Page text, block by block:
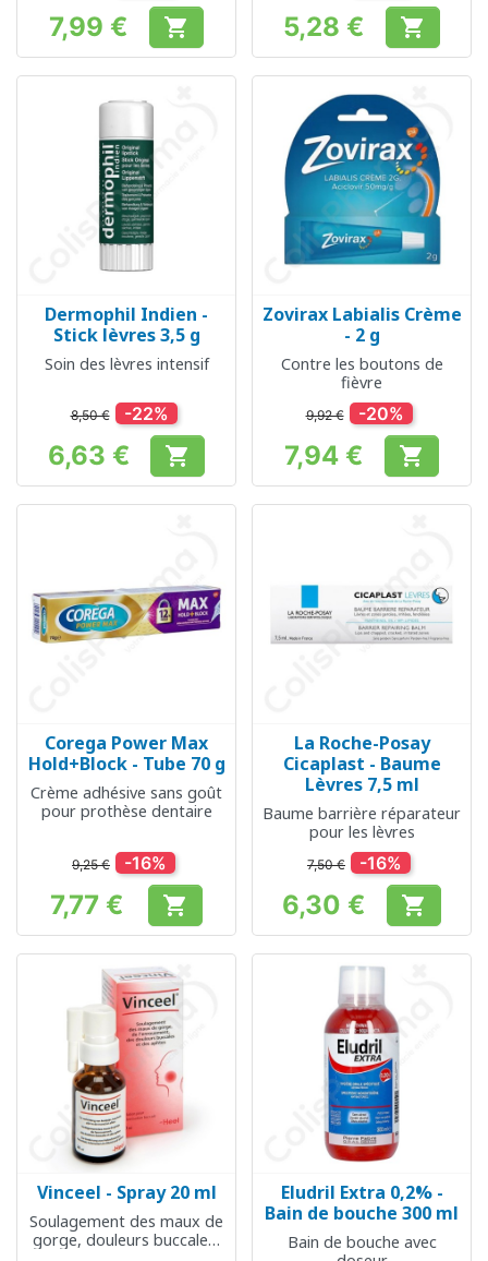
Prix
7,99 €  Prix
5,28 € 
Dermophil Indien -
Stick lèvres 3,5 g
Soin des lèvres intensif
8,50 € -22%
Prix
6,63 € 
Zovirax Labialis Crème
- 2 g
Contre les boutons de
fièvre
9,92 € -20%
Prix
7,94 € 
Corega Power Max
Hold+Block - Tube 70 g
Crème adhésive sans goût
pour prothèse dentaire
9,25 € -16%
Prix
7,77 € 
La Roche-Posay
Cicaplast - Baume
Lèvres 7,5 ml
Baume barrière réparateur
pour les lèvres
7,50 € -16%
Prix
6,30 € 
Vinceel - Spray 20 ml
Soulagement des maux de
gorge, douleurs buccales,
Eludril Extra 0,2% -
Bain de bouche 300 ml
Bain de bouche avec